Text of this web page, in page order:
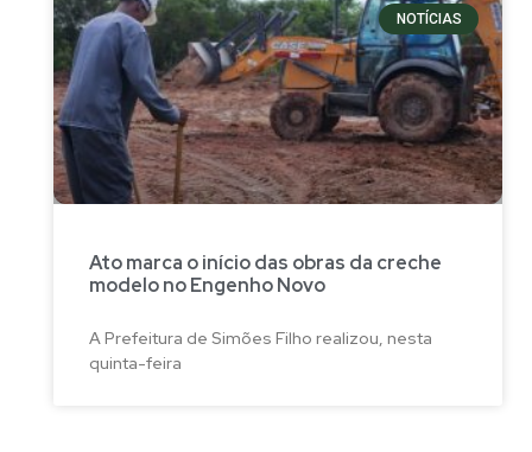
NOTÍCIAS
Ato marca o início das obras da creche
modelo no Engenho Novo
A Prefeitura de Simões Filho realizou, nesta
quinta-feira